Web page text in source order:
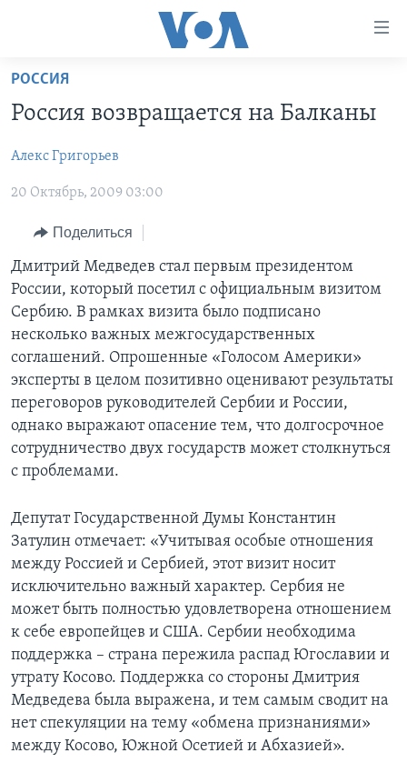
Перейти
основной
Перейти
навигации
поиск
АМЕРИКА
НОВОСТИ ЗА МИНУТУ
ИТОГИ
ПОЧЕМУ ЭТО ВАЖНО?
ДИСКУССИЯ VOA
НЬЮ-ЙОРК NEW YORK
АМЕРИКА. БОЛЬШОЕ ПУТЕШЕСТВИЕ
ПРОЕКТЫ
УЧИМ АНГЛИЙСКИЙ
НАША АМЕРИКАНСКАЯ ИСТОРИЯ
А КАК В АМЕРИКЕ?
АРТЕФАКТЫ
ТЕСТЫ
ЭКСПЕРТИЗА
ИНТЕРВЬЮ
ФАКТЫ ПРОТИВ ФЕЙКОВ
ЗА СВОБОДУ ПРЕССЫ
УЧИМ АНГЛИЙСКИЙ
ВИДЕО
ПОДПИСКА НА НОВОСТИ
Learning English
Языки
РОССИЯ
Россия возвращается на Балканы
Алекс Григорьев
20 Октябрь, 2009 03:00
Поделиться
Дмитрий Медведев стал первым президентом
России, который посетил с официальным визитом
Сербию. В рамках визита было подписано
несколько важных межгосударственных
соглашений. Опрошенные «Голосом Америки»
эксперты в целом позитивно оценивают результаты
переговоров руководителей Сербии и России,
однако выражают опасение тем, что долгосрочное
сотрудничество двух государств может столкнуться
с проблемами.
Депутат Государственной Думы Константин
Затулин отмечает: «Учитывая особые отношения
между Россией и Сербией, этот визит носит
исключительно важный характер. Сербия не
может быть полностью удовлетворена отношением
к себе европейцев и США. Сербии необходима
поддержка – страна пережила распад Югославии и
утрату Косово. Поддержка со стороны Дмитрия
Медведева была выражена, и тем самым сводит на
нет спекуляции на тему «обмена признаниями»
между Косово, Южной Осетией и Абхазией».